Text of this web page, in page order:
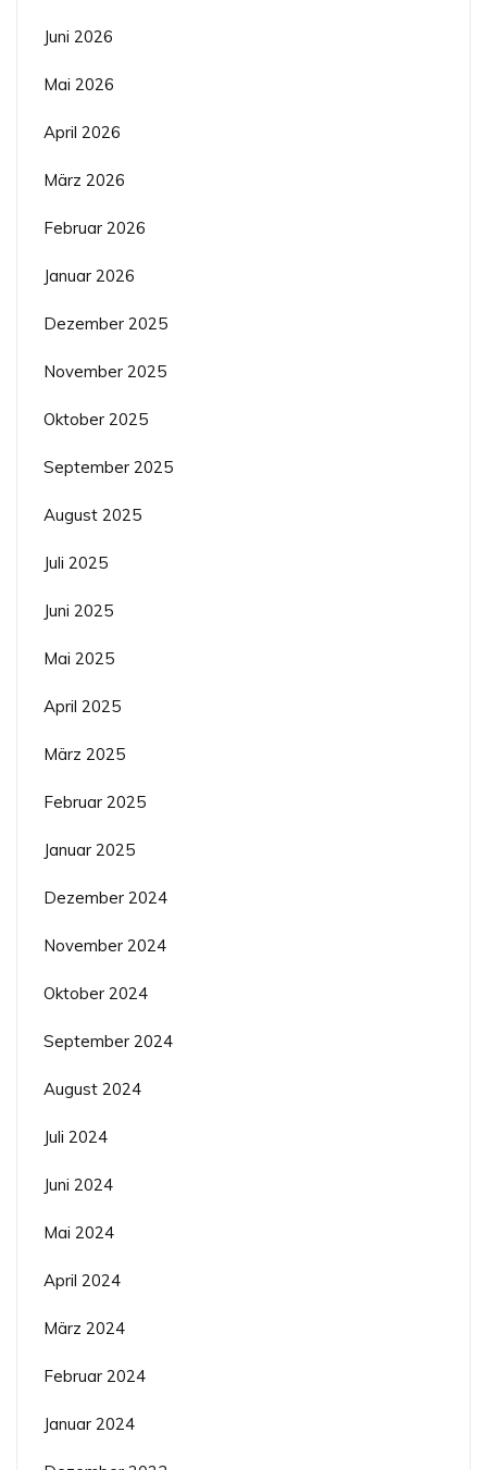
Juni 2026
Mai 2026
April 2026
März 2026
Februar 2026
Januar 2026
Dezember 2025
November 2025
Oktober 2025
September 2025
August 2025
Juli 2025
Juni 2025
Mai 2025
April 2025
März 2025
Februar 2025
Januar 2025
Dezember 2024
November 2024
Oktober 2024
September 2024
August 2024
Juli 2024
Juni 2024
Mai 2024
April 2024
März 2024
Februar 2024
Januar 2024